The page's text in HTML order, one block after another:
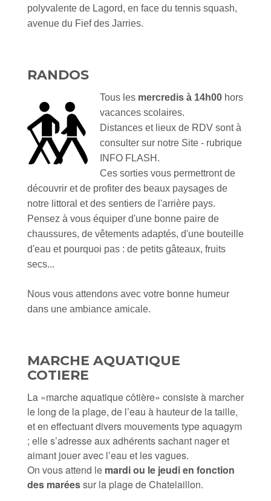
polyvalente de Lagord, en face du tennis squash,
avenue du Fief des Jarries.
RANDOS
Tous les mercredis à 14h00hors
vacances scolaires.
Distances et lieux de RDV sont à
consulter sur notre Site - rubrique
INFO FLASH.
Ces sorties vous permettront de
découvrir et de profiter des beaux paysages de
notre littoral et des sentiers de l'arrière pays.
Pensez à vous équiper d'une bonne paire de
chaussures, de vêtements adaptés, d'une bouteille
d'eau et pourquoi pas : de petits gâteaux, fruits
secs...
Nous vous attendons avec votre bonne humeur
dans une ambiance amicale.
MARCHE AQUATIQUE
COTIERE
La «marche aquatique côtière» consiste à marcher
le long de la plage, de l’eau à hauteur de la taille,
et en effectuant divers mouvements type aquagym
; elle s’adresse aux adhérents sachant nager et
aimant jouer avec l’eau et les vagues.
On vous attend le mardi ou le jeudi en fonction
des maréessur la plage de Chatelaillon.